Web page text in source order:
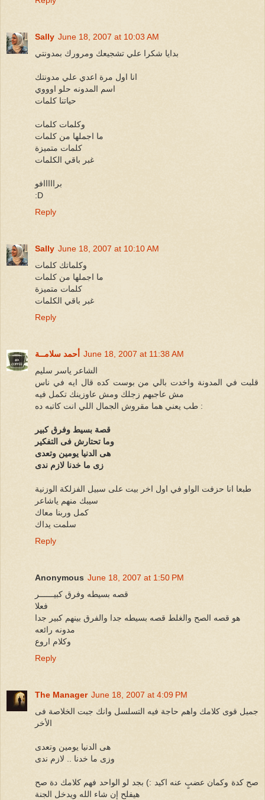
Sally June 18, 2007 at 10:03 AM
بدايا شكرا علي تشجيعك ومرورك بمدونتي
انا اول مرة اعدي علي مدونتك
اسم المدونه حلو اوووي
حياتنا كلمات
وكلمات كلمات
ما اجملها من كلمات
كلمات متميزة
غبر باقي الكلمات
برااااافو
:D
Reply
Sally June 18, 2007 at 10:10 AM
وكلماتك كلمات
ما اجملها من كلمات
كلمات متميزة
غبر باقي الكلمات
Reply
أحمد سلامــة
June 18, 2007 at 11:38 AM
الشاعر ياسر سليم
قلبت في المدونة واخدت بالي من بوست كده قال ايه في ناس
مش عاجبهم زجلك ومش عاوزينك تكمل فيه
طب يعني هما مقروش الجمال اللي انت كاتبه ده :
قصة بسيط وفرق كبير
وما تحتارش فى التفكير
هى الدنيا يومين وتعدى
زى ما خدنا لازم ندى
طبعا انا حزفت الواو في اول اخر بيت على سبيل الفزلكة الوزنية
سيبك منهم ياشاعر
كمل وربنا معاك
سلمت يداك
Reply
Anonymous June 18, 2007 at 1:50 PM
قصه بسيطه وفرق كبيــــــر
فعلا
هو قصه الصح والغلط قصه بسيطه جدا والفرق بينهم كبير جدا
مدونه رائعه
وكلام اروع
Reply
The Manager June 18, 2007 at 4:09 PM
جميل قوى كلامك واهم حاجة فيه التسلسل وانك جبت الخلاصة فى
الأخر
هى الدنيا يومين وتعدى
وزى ما خدنا .. لازم ندى
صح كدة وكمان عضبٍ عنه اكيد :) بجد لو الواحد فهم كلامك دة صح
هيفلح إن شاء الله ويدخل الجنة